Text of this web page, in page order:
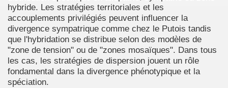
hybride. Les stratégies territoriales et les
accouplements privilégiés peuvent influencer la
divergence sympatrique comme chez le Putois tandis
que l'hybridation se distribue selon des modèles de
"zone de tension" ou de "zones mosaïques". Dans tous
les cas, les stratégies de dispersion jouent un rôle
fondamental dans la divergence phénotypique et la
spéciation.